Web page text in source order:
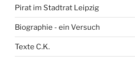
Pirat im Stadtrat Leipzig
Biographie - ein Versuch
Texte C.K.